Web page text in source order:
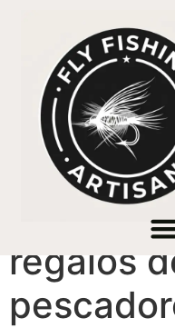
/ Productos
regalos